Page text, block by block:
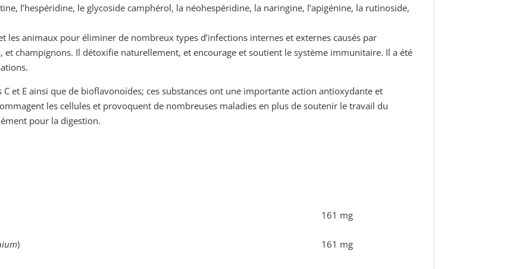
l’hespéridine, le glycoside camphérol, la néohespéridine, la naringine, l’apigénine, la rutinoside,
les animaux pour éliminer de nombreux types d’infections internes et externes causés par
et champignons. Il détoxifie naturellement, et encourage et soutient le système immunitaire. Il a été
C et E ainsi que de bioflavonoïdes; ces substances ont une importante action antioxydante et
les cellules et provoquent de nombreuses maladies en plus de soutenir le travail du
pour la digestion.
161 mg
) 161 mg